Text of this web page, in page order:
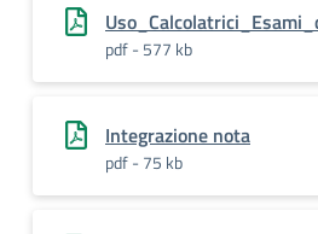
pdf - 577 kb
Integrazione nota
pdf - 75 kb